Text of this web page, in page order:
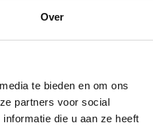
Over
te bieden en om ons
partners voor social
die u aan ze heeft
met de
ieder wat
“De sfeer in